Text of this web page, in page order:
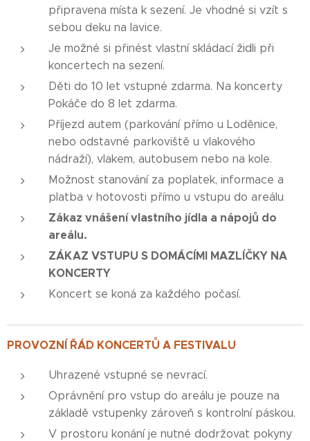
připravena místa k sezení. Je vhodné si vzít s
sebou deku na lavice.
Je možné si přinést vlastní skládací židli při
koncertech na sezení.
Děti do 10 let vstupné zdarma. Na koncerty
Pokáče do 8 let zdarma.
Příjezd autem (parkování přímo u Loděnice,
nebo odstavné parkoviště u vlakového
nádraží), vlakem, autobusem nebo na kole.
Možnost stanování za poplatek, informace a
platba v hotovosti přímo u vstupu do areálu
Zákaz vnášení vlastního jídla a nápojů do
areálu.
ZÁKAZ VSTUPU S DOMÁCÍMI MAZLÍČKY NA
KONCERTY
Koncert se koná za každého počasí.
PROVOZNÍ ŘÁD KONCERTŮ A FESTIVALU
Uhrazené vstupné se nevrací.
Oprávnění pro vstup do areálu je pouze na
základě vstupenky zároveň s kontrolní páskou.
V prostoru konání je nutné dodržovat pokyny